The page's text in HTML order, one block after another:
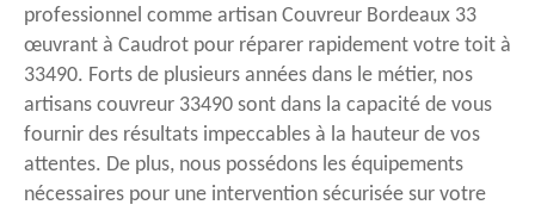
professionnel comme artisan Couvreur Bordeaux 33
œuvrant à Caudrot pour réparer rapidement votre toit à
33490. Forts de plusieurs années dans le métier, nos
artisans couvreur 33490 sont dans la capacité de vous
fournir des résultats impeccables à la hauteur de vos
attentes. De plus, nous possédons les équipements
nécessaires pour une intervention sécurisée sur votre